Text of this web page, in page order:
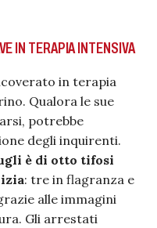
IN TERAPIA INTENSIVA
in terapia
Qualora le sue
potrebbe
degli inquirenti.
è di otto tifosi
: tre in flagranza e
alle immagini
Gli arrestati